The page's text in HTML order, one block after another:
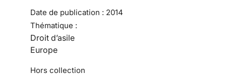
Date de publication : 2014
Thématique :
Droit d’asile
Europe
Hors collection